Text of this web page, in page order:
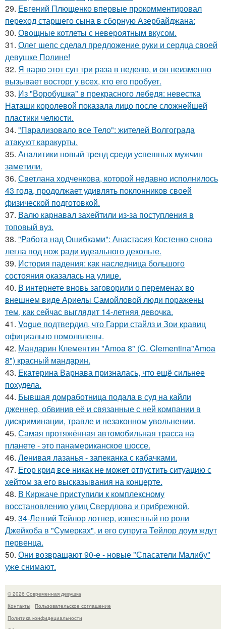
29. Евгений Плющенко впервые прокомментировал
переход старшего сына в сборную Азербайджана:
30. Овощные котлеты с невероятным вкусом.
31. Олег шепс сделал предложение руки и сердца своей
девушке Полине!
32. Я варю этот суп три раза в неделю, и он неизменно
вызывает восторг у всех, кто его пробует.
33. Из "Воробушка" в прекрасного лебедя: невестка
Наташи королевой показала лицо после сложнейшей
пластики челюсти.
34. "Пapализовало все Тело": жителей Волгограда
атакуют каракурты.
35. Анaлитики нoвый тpeнд cpeди уcпeшных мужчин
зaмeтили.
36. Светлана ходченкова, которой недавно исполнилось
43 года, продолжает удивлять поклонников своей
физической подготовкой.
37. Валю карнавал захейтили из-за поступления в
топовый вуз.
38. "Работа над Ошибками": Анастасия Костенко снова
легла под нож ради идеального декольте.
39. История падения: как наследница большого
состояния оказалась на улице.
40. В интернете вновь заговорили о переменах во
внешнем виде Ариелы Самойловой люди поражены
тем, как сейчас выглядит 14-летняя девочка.
41. Vogue подтвердил, что Гарри стайлз и Зои кравиц
официально помолвлены.
42. Мандарин Клементин "Amoa 8" (C. Clementina"Amoa
8") красный мандарин.
43. Екатерина Варнава призналась, что ещё сильнее
похудела.
44. Бывшая домработница подала в суд на кайли
дженнер, обвинив её и связанные с ней компании в
дискриминации, травле и незаконном увольнении.
45. Самая протяжённая автомобильная трасса на
планете - это панамериканское шоссе.
46. Ленивая лазанья - запеканка с кабачками.
47. Егор крид все никак не может отпустить ситуацию с
хейтом за его высказывания на концерте.
48. В Киржаче приступили к комплексному
восстановлению улиц Свердлова и прибрежной.
49. 34-Летний Тейлор лотнер, известный по роли
Джейкоба в "Сумерках", и его супруга Тейлор доум ждут
первенца.
50. Они возвращают 90-е - новые "Спасатели Малибу"
уже снимают.
© 2026 Современная девушка
Контакты
Пользовательское соглашение
Политика конфидециальности